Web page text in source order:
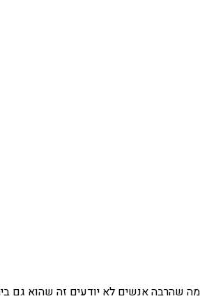
מה שהרבה אנשים לא יודעים זה שהוא גם